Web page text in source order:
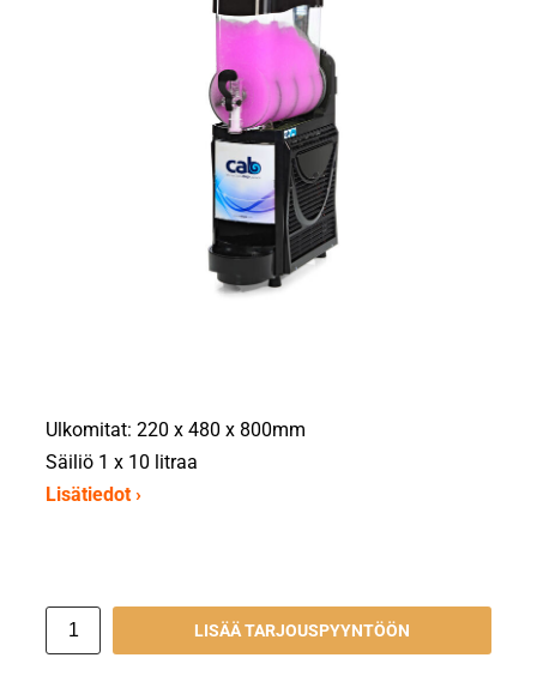
Ulkomitat: 220 x 480 x 800mm
Säiliö 1 x 10 litraa
Lisätiedot ›
LISÄÄ TARJOUSPYYNTÖÖN